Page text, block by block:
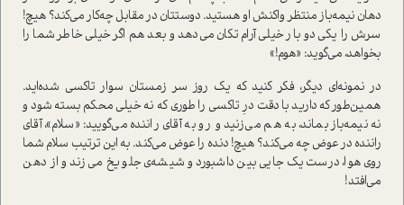
دهان نیمه‌باز منتظر واکنش او هستید. دوستتان در مقابل چه‌کار می‌کند؟ هیچ!
سرش را یکی دو بار خیلی آرام تکان می‌دهد و بعد هم اگر خیلی خاطر شما را
بخواهد، می‌گوید: «هوم!»
در نمونه‌ای دیگر، فکر کنید که یک روز سر زمستان سوار تاکسی شده‌اید.
همین‌طور که دارید با دقت درِ تاکسی را طوری که نه خیلی محکم بسته شود و
نه نیمه‌باز بماند، به هم می‌زنید و رو به آقای راننده می‌گویید: «سلام»، آقای
راننده در عوض چه می‌کند؟ هیچ! دنده را عوض می‌کند. به این ترتیب سلام شما
روی هوا، درست یک جایی بین داشبورد و شیشه‌ی جلو یخ می‌زند و از دهن
می‌افتد!